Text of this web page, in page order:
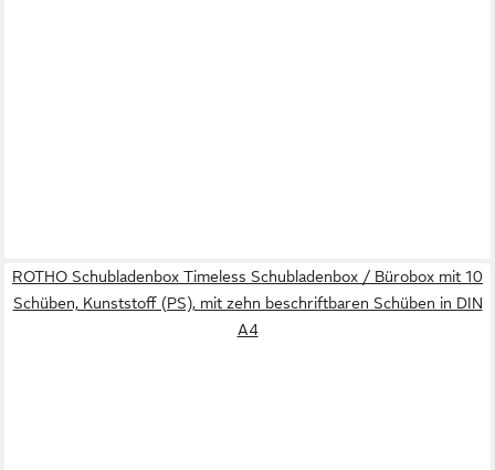
ROTHO Schubladenbox Timeless Schubladenbox / Bürobox mit 10
Schüben, Kunststoff (PS), mit zehn beschriftbaren Schüben in DIN
A4